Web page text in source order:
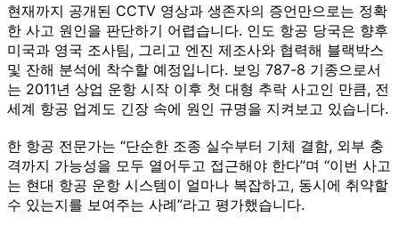
현재까지 공개된 CCTV 영상과 생존자의 증언만으로는 정확
한 사고 원인을 판단하기 어렵습니다. 인도 항공 당국은 향후
미국과 영국 조사팀, 그리고 엔진 제조사와 협력해 블랙박스
및 잔해 분석에 착수할 예정입니다. 보잉 787-8 기종으로서
는 2011년 상업 운항 시작 이후 첫 대형 추락 사고인 만큼, 전
세계 항공 업계도 긴장 속에 원인 규명을 지켜보고 있습니다.
한 항공 전문가는 “단순한 조종 실수부터 기체 결함, 외부 충
격까지 가능성을 모두 열어두고 접근해야 한다”며 “이번 사고
는 현대 항공 운항 시스템이 얼마나 복잡하고, 동시에 취약할
수 있는지를 보여주는 사례”라고 평가했습니다.